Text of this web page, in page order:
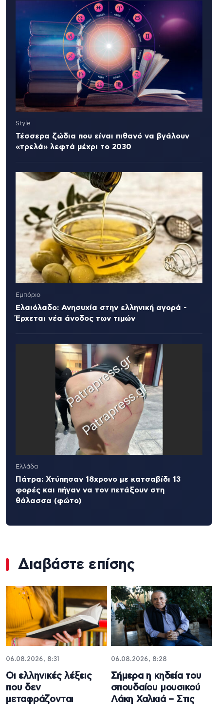
Style
Τέσσερα ζώδια που είναι πιθανό να βγάλουν
«τρελά» λεφτά μέχρι το 2030
Εμπόριο
Ελαιόλαδο: Ανησυχία στην ελληνική αγορά -
Έρχεται νέα άνοδος των τιμών
Ελλάδα
Πάτρα: Χτύπησαν 18χρονο με κατσαβίδι 13
φορές και πήγαν να τον πετάξουν στη
θάλασσα (φώτο)
Διαβάστε επίσης
06.08.2026, 8:31
Οι ελληνικές λέξεις
που δεν
μεταφράζονται
06.08.2026, 8:28
Σήμερα η κηδεία του
σπουδαίου μουσικού
Λάκη Χαλκιά – Στις